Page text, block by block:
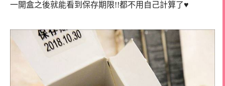
一開盒之後就能看到保存期限!!都不用自己計算了♥